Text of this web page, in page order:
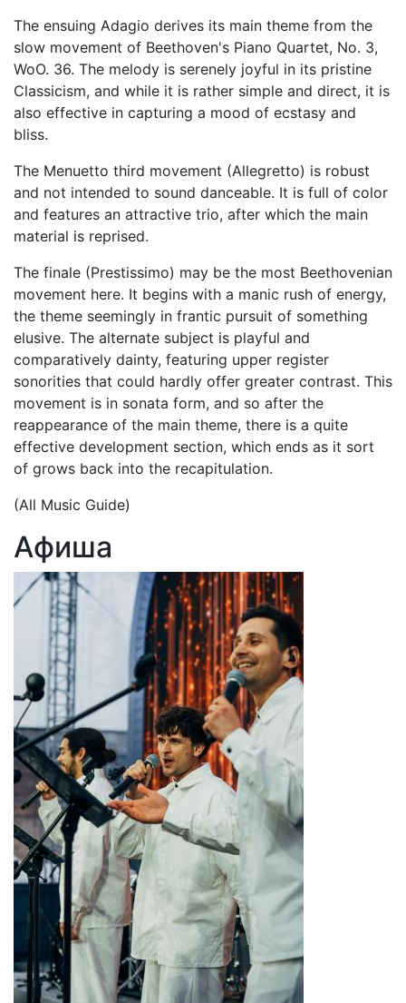
The ensuing Adagio derives its main theme from the
slow movement of Beethoven's Piano Quartet, No. 3,
WoO. 36. The melody is serenely joyful in its pristine
Classicism, and while it is rather simple and direct, it is
also effective in capturing a mood of ecstasy and
bliss.
The Menuetto third movement (Allegretto) is robust
and not intended to sound danceable. It is full of color
and features an attractive trio, after which the main
material is reprised.
The finale (Prestissimo) may be the most Beethovenian
movement here. It begins with a manic rush of energy,
the theme seemingly in frantic pursuit of something
elusive. The alternate subject is playful and
comparatively dainty, featuring upper register
sonorities that could hardly offer greater contrast. This
movement is in sonata form, and so after the
reappearance of the main theme, there is a quite
effective development section, which ends as it sort
of grows back into the recapitulation.
(All Music Guide)
Афиша